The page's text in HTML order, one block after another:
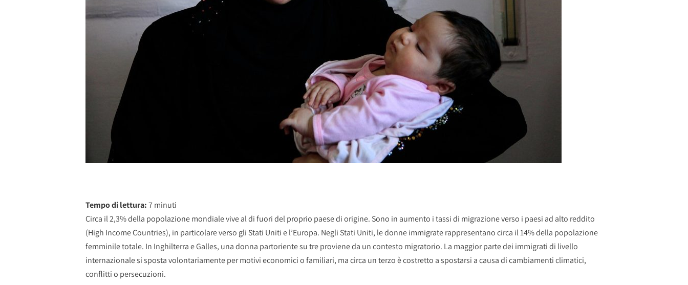
Tempo di lettura:7minuti
Circa il 2,3% della popolazione mondiale vive al di fuori del proprio paese di origine. Sono in aumento i tassi di migrazione verso i paesi ad alto reddito
(High Income Countries), in particolare verso gli Stati Uniti e l’Europa. Negli Stati Uniti, le donne immigrate rappresentano circa il 14% della popolazione
femminile totale. In Inghilterra e Galles, una donna partoriente su tre proviene da un contesto migratorio. La maggior parte dei immigrati di livello
internazionale si sposta volontariamente per motivi economici o familiari, ma circa un terzo è costretto a spostarsi a causa di cambiamenti climatici,
conflitti o persecuzioni.